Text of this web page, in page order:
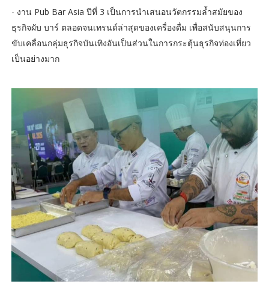
- งาน Pub Bar Asia ปีที่ 3 เป็นการนำเสนอนวัตกรรมล้ำสมัยของ
ธุรกิจผับ บาร์ ตลอดจนเทรนด์ล่าสุดของเครื่องดื่ม เพื่อสนับสนุนการ
ขับเคลื่อนกลุ่มธุรกิจบันเทิงอันเป็นส่วนในการกระตุ้นธุรกิจท่องเที่ยว
เป็นอย่างมาก